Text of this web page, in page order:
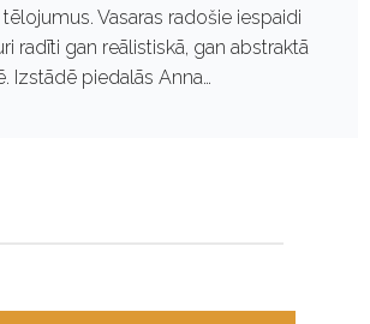
Vasaras radošie iespaidi
radīti gan reālistiskā, gan abstraktā
Izstādē piedalās Anna…